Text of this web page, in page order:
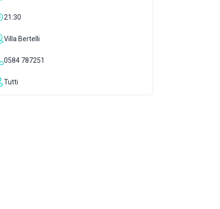
21:30
Villa Bertelli
0584 787251
Tutti